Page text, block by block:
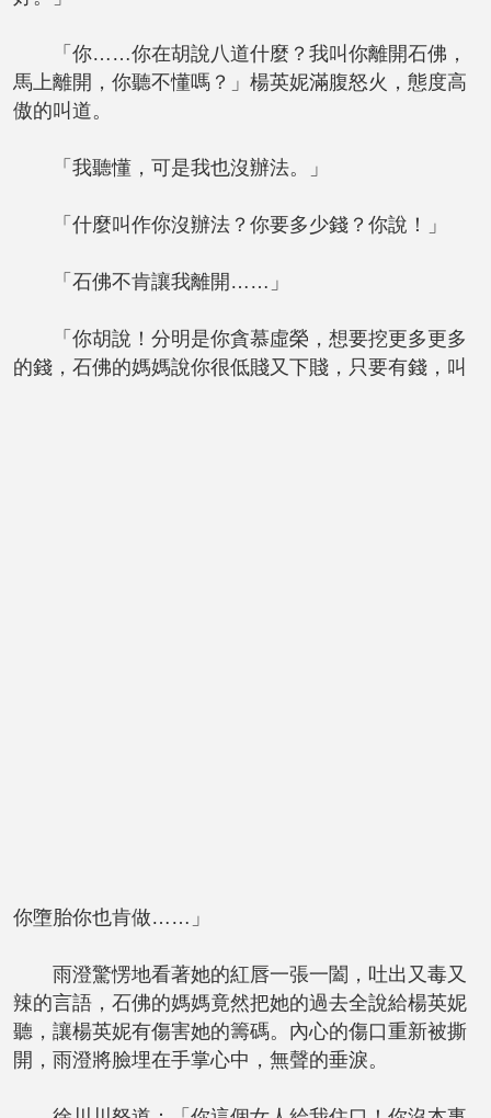
「你……你在胡說八道什麼？我叫你離開石佛，
馬上離開，你聽不懂嗎？」楊英妮滿腹怒火，態度高
傲的叫道。
「我聽懂，可是我也沒辦法。」
「什麼叫作你沒辦法？你要多少錢？你說！」
「石佛不肯讓我離開……」
「你胡說！分明是你貪慕虛榮，想要挖更多更多
的錢，石佛的媽媽說你很低賤又下賤，只要有錢，叫
你墮胎你也肯做……」
雨澄驚愣地看著她的紅唇一張一闔，吐出又毒又
辣的言語，石佛的媽媽竟然把她的過去全說給楊英妮
聽，讓楊英妮有傷害她的籌碼。內心的傷口重新被撕
開，雨澄將臉埋在手掌心中，無聲的垂淚。